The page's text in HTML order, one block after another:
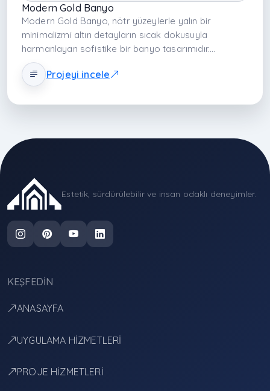
Modern Gold Banyo
Modern Gold Banyo, nötr yüzeylerle yalın bir
minimalizmi altın detayların sıcak dokusuyla
harmanlayan sofistike bir banyo tasarımıdır.
Fonksiyonel çözümler, temiz çizgiler ve dengeli
malzeme kombinasyonlarıyla mekân, estetik ve
Projeyi incele
Estetik, sürdürülebilir ve insan odaklı deneyimler.
KEŞFEDIN
ANASAYFA
UYGULAMA HİZMETLERİ
PROJE HİZMETLERİ